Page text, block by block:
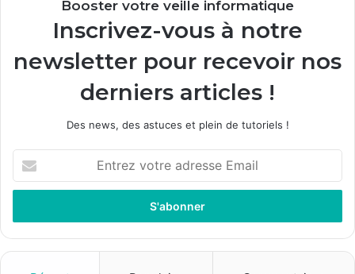
Booster votre veille informatique
Inscrivez-vous à notre
newsletter pour recevoir nos
derniers articles !
Des news, des astuces et plein de tutoriels !
votre
adresse